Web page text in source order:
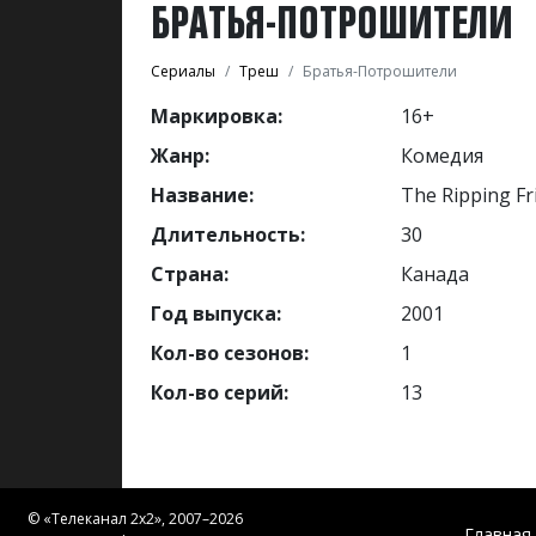
БРАТЬЯ-ПОТРОШИТЕЛИ
Сериалы Треш Братья-Потрошители
Маркировка:
16+
Жанр:
Комедия
Название:
The Ripping
Длительность:
30
Страна:
Канада
Год выпуска:
2001
Кол-во сезонов:
1
Кол-во серий:
13
© «Телеканал 2x2», 2007–2026